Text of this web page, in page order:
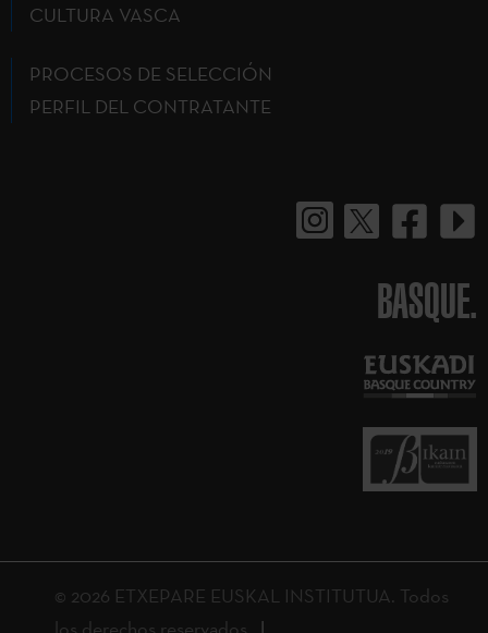
CULTURA VASCA
PROCESOS DE SELECCIÓN
PERFIL DEL CONTRATANTE
BASQUE.
© 2026 ETXEPARE EUSKAL INSTITUTUA. Todos
los derechos reservados.